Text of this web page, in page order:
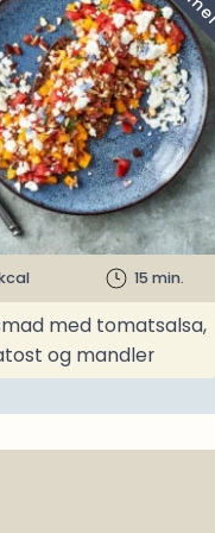
15 min.
med tomatsalsa,
og mandler